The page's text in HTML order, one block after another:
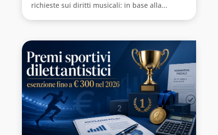
richieste sui diritti musicali: in base alla...